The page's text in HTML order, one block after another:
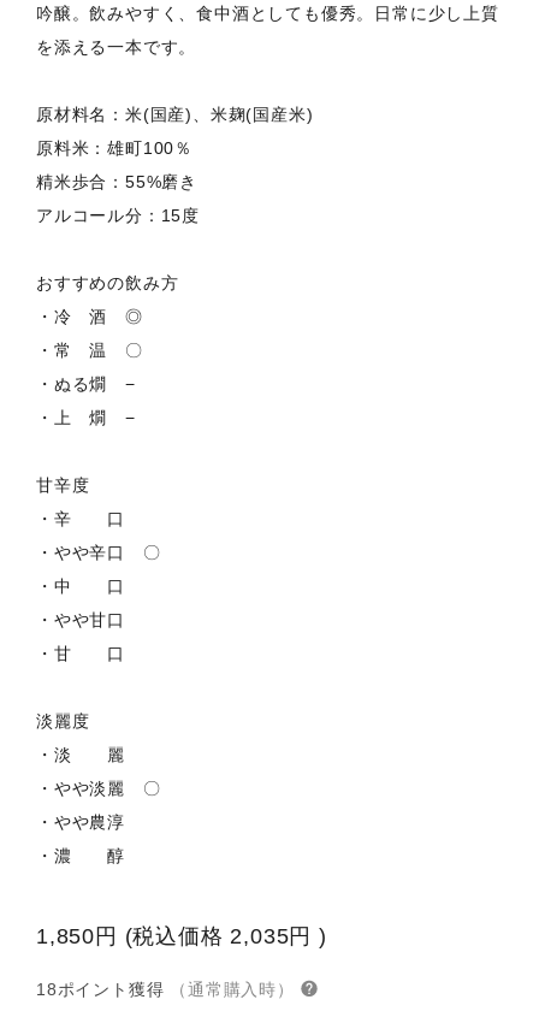
吟醸。飲みやすく、食中酒としても優秀。日常に少し上質
を添える一本です。
原材料名：米(国産)、米麹(国産米)
原料米：雄町100％
精米歩合：55%磨き
アルコール分：15度
おすすめの飲み方
・冷 酒 ◎
・常 温 〇
・ぬる燗 −
・上 燗 −
甘辛度
・辛 口
・やや辛口 〇
・中 口
・やや甘口
・甘 口
淡麗度
・淡 麗
・やや淡麗 〇
・やや農淳
・濃 醇
1,850円 (税込価格 2,035円 )
18ポイント獲得 （通常購入時）